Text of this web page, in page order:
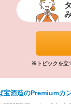
※トピックを立
宝酒造のPremiumカ